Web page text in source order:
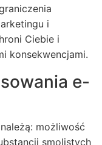
i
Ciebie i
konsekwencjami.
e-
możliwość
smolistych